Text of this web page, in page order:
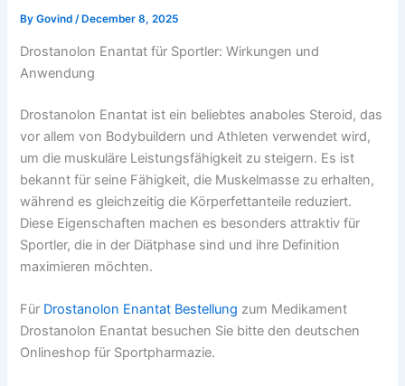
ByGovind/ December 8, 2025
Drostanolon Enantat für Sportler: Wirkungen und
Anwendung
Drostanolon Enantat ist ein beliebtes anaboles Steroid, das
vor allem von Bodybuildern und Athleten verwendet wird,
um die muskuläre Leistungsfähigkeit zu steigern. Es ist
bekannt für seine Fähigkeit, die Muskelmasse zu erhalten,
während es gleichzeitig die Körperfettanteile reduziert.
Diese Eigenschaften machen es besonders attraktiv für
Sportler, die in der Diätphase sind und ihre Definition
maximieren möchten.
Für Drostanolon Enantat Bestellung zum Medikament
Drostanolon Enantat besuchen Sie bitte den deutschen
Onlineshop für Sportpharmazie.